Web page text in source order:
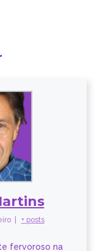
+ posts
fervoroso na